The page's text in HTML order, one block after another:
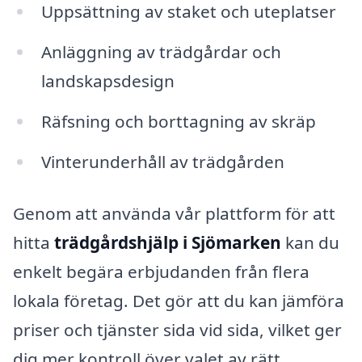
Uppsättning av staket och uteplatser
Anläggning av trädgårdar och
landskapsdesign
Räfsning och borttagning av skräp
Vinterunderhåll av trädgården
Genom att använda vår plattform för att
hitta trädgårdshjälp i Sjömarken kan du
enkelt begära erbjudanden från flera
lokala företag. Det gör att du kan jämföra
priser och tjänster sida vid sida, vilket ger